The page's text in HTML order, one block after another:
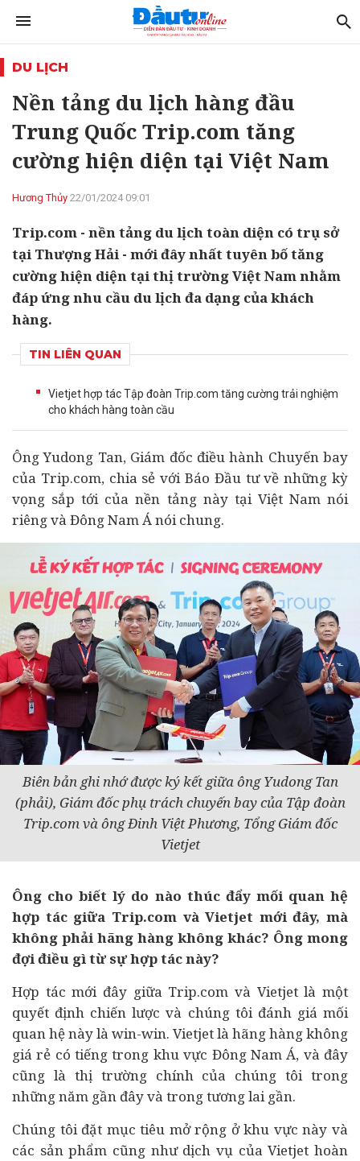
DU LỊCH
Nền tảng du lịch hàng đầu
Trung Quốc Trip.com tăng
cường hiện diện tại Việt Nam
Hương Thủy 22/01/2024 09:01
Trip.com - nền tảng du lịch toàn diện có trụ sở
tại Thượng Hải - mới đây nhất tuyên bố tăng
cường hiện diện tại thị trường Việt Nam nhằm
đáp ứng nhu cầu du lịch đa dạng của khách
hàng.
TIN LIÊN QUAN
Vietjet hợp tác Tập đoàn Trip.com tăng cường trải nghiệm
cho khách hàng toàn cầu
Ông Yudong Tan, Giám đốc điều hành Chuyến bay
của Trip.com, chia sẻ với Báo Đầu tư về những kỳ
vọng sắp tới của nền tảng này tại Việt Nam nói
riêng và Đông Nam Á nói chung.
Biên bản ghi nhớ được ký kết giữa ông Yudong Tan
(phải), Giám đốc phụ trách chuyến bay của Tập đoàn
Trip.com và ông Đinh Việt Phương, Tổng Giám đốc
Vietjet
Ông cho biết lý do nào thúc đẩy mối quan hệ
hợp tác giữa Trip.com và Vietjet mới đây, mà
không phải hãng hàng không khác? Ông mong
đợi điều gì từ sự hợp tác này?
Hợp tác mới đây giữa Trip.com và Vietjet là một
quyết định chiến lược và chúng tôi đánh giá mối
quan hệ này là win-win. Vietjet là hãng hàng không
giá rẻ có tiếng trong khu vực Đông Nam Á, và đây
cũng là thị trường chính của chúng tôi trong
những năm gần đây và trong tương lai gần.
Chúng tôi đặt mục tiêu mở rộng ở khu vực này và
các sản phẩm cũng như dịch vụ của Vietjet hoàn